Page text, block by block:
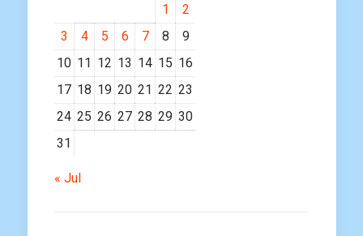
1
2
3
4 5 6 7 8
9
10 11 12 13 14 15 16
17 18 19 20 21 22 23
24 25 26 27 28 29 30
31
« Jul